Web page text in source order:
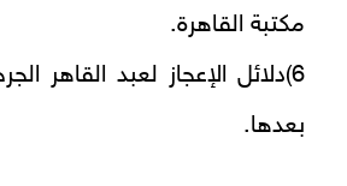
مكتبة القاهرة.
بعدها.